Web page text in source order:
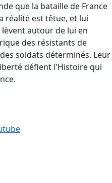
que la bataille de France
réalité est têtue, et lui
autour de lui en
des résistants de
soldats déterminés. Leur
défient l'Histoire qui